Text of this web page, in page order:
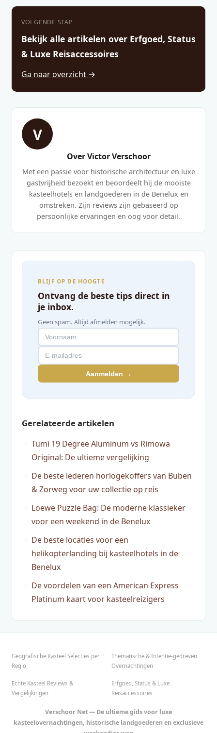
VOLGENDE STAP
Bekijk alle artikelen over Erfgoed, Status
& Luxe Reisaccessoires
Ga naar overzicht →
V
Over Victor Verschoor
Met een passie voor historische architectuur en luxe
gastvrijheid bezoekt en beoordeelt hij de mooiste
kasteelhotels en landgoederen in de Benelux en
omstreken. Zijn reviews zijn gebaseerd op
persoonlijke ervaringen en oog voor detail.
BLIJF OP DE HOOGTE
Ontvang de beste tips direct in
je inbox.
Geen spam. Altijd afmelden mogelijk.
Aanmelden →
Gerelateerde artikelen
Tumi 19 Degree Aluminum vs Rimowa
Original: De ultieme vergelijking
De beste lederen horlogekoffers van Buben
& Zorweg voor uw collectie op reis
Loewe Puzzle Bag: De moderne klassieker
voor een weekend in de Benelux
De beste locaties voor een
helikopterlanding bij kasteelhotels in de
Benelux
De voordelen van een American Express
Platinum kaart voor kasteelreizigers
Geografische Kasteel Selecties per
Regio
Thematische & Intentie-gedreven
Overnachtingen
Echte Kasteel Reviews &
Vergelijkingen
Erfgoed, Status & Luxe
Reisaccessoires
Verschoor Net — De ultieme gids voor luxe
kasteelovernachtingen, historische landgoederen en exclusieve